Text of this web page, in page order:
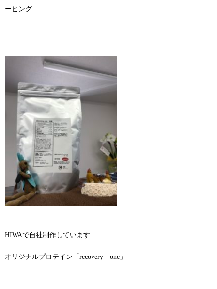
ーピング
HIWAで自社制作しています
オリジナルプロテイン「recovery one」